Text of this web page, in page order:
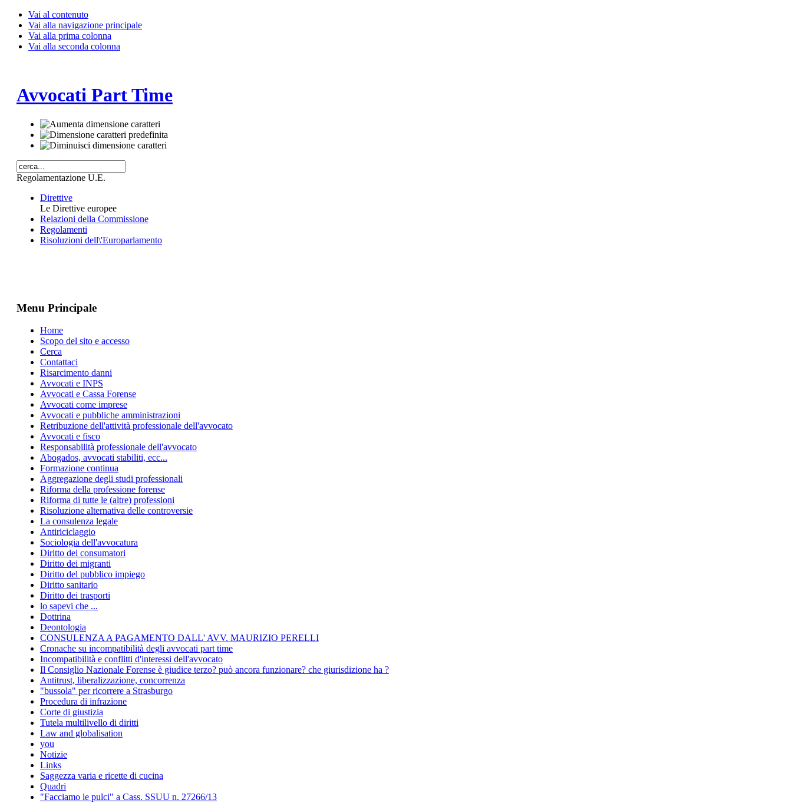
Vai al contenuto
Vai alla navigazione principale
Vai alla prima colonna
Vai alla seconda colonna
Avvocati Part Time
Regolamentazione U.E.
Direttive
Le Direttive europee
Relazioni della Commissione
Regolamenti
Risoluzioni dell\'Europarlamento
Menu Principale
Home
Scopo del sito e accesso
Cerca
Contattaci
Risarcimento danni
Avvocati e INPS
Avvocati e Cassa Forense
Avvocati come imprese
Avvocati e pubbliche amministrazioni
Retribuzione dell'attività professionale dell'avvocato
Avvocati e fisco
Responsabilità professionale dell'avvocato
Abogados, avvocati stabiliti, ecc...
Formazione continua
Aggregazione degli studi professionali
Riforma della professione forense
Riforma di tutte le (altre) professioni
Risoluzione alternativa delle controversie
La consulenza legale
Antiriciclaggio
Sociologia dell'avvocatura
Diritto dei consumatori
Diritto dei migranti
Diritto del pubblico impiego
Diritto sanitario
Diritto dei trasporti
lo sapevi che ...
Dottrina
Deontologia
CONSULENZA A PAGAMENTO DALL' AVV. MAURIZIO PERELLI
Cronache su incompatibilità degli avvocati part time
Incompatibilità e conflitti d'interessi dell'avvocato
Il Consiglio Nazionale Forense è giudice terzo? può ancora funzionare? che giurisdizione ha ?
Antitrust, liberalizzazione, concorrenza
"bussola" per ricorrere a Strasburgo
Procedura di infrazione
Corte di giustizia
Tutela multilivello di diritti
Law and globalisation
you
Notizie
Links
Saggezza varia e ricette di cucina
Quadri
"Facciamo le pulci" a Cass. SSUU n. 27266/13